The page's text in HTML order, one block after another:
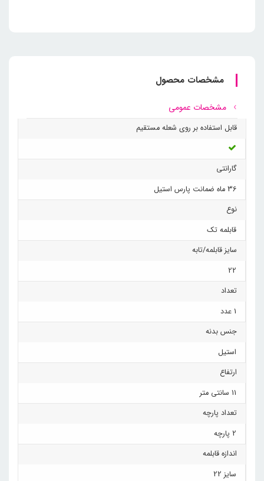
مشخصات محصول
مشخصات عمومی
قابل استفاده بر روی شعله مستقیم
گارانتی
36 ماه ضمانت پارس استیل
نوع
قابلمه تک
سایز قابلمه/تابه
22
تعداد
1 عدد
جنس بدنه
استیل
ارتفاع
11 سانتی متر
تعداد پارچه
2 پارچه
اندازه قابلمه
سایز 22